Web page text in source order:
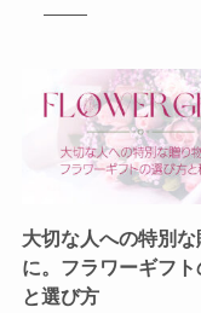
大切な人への特別な
に。フラワーギフト
と選び方